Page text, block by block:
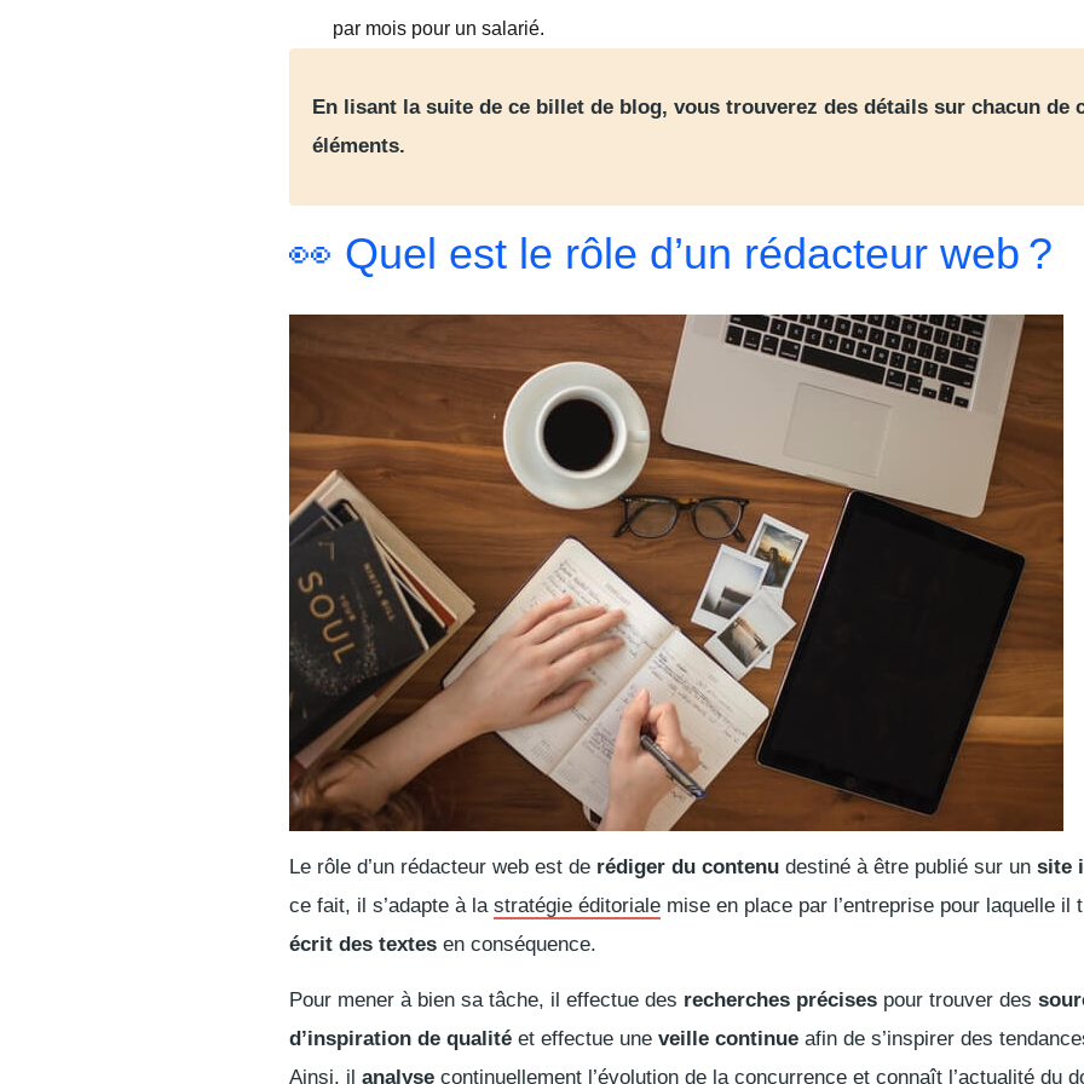
par mois pour un salarié.
En lisant la suite de ce billet de blog, vous trouverez des détails sur chacun de
éléments.
👀 Quel est le rôle d’un rédacteur web ?
Le rôle d’un rédacteur web est de rédiger du contenu destiné à être publié sur un site
ce fait, il s’adapte à la stratégie éditoriale mise en place par l’entreprise pour laquelle il
écrit des textes en conséquence.
Pour mener à bien sa tâche, il effectue des recherches précises pour trouver des
d’inspiration de qualité et effectue une veille continue afin de s’inspirer des
Ainsi, il analyse continuellement l’évolution de la concurrence et connaît l’actualité du